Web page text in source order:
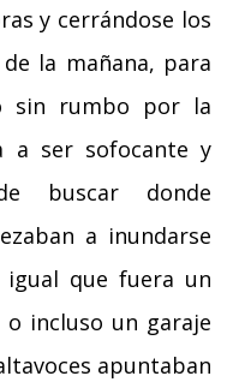
y cerrándose los
la mañana, para
sin rumbo por la
a ser sofocante y
buscar donde
a inundarse
igual que fuera un
incluso un garaje
apuntaban